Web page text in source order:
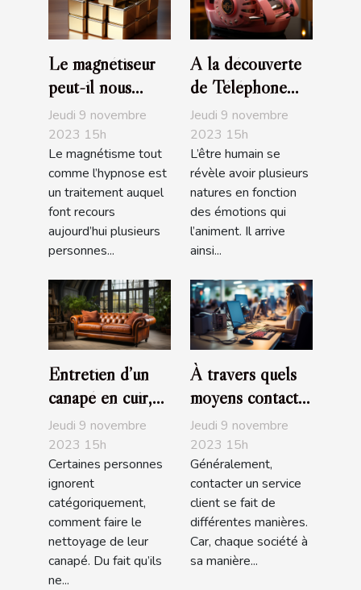
Le magnétiseur
peut-il nous
soigner de nos
maux ?
Jeudi 9 novembre
2023 15h
Le magnétisme tout
comme l’hypnose est
un traitement auquel
font recours
aujourd’hui plusieurs
personnes...
A la découverte
de Téléphone
Rose
Jeudi 9 novembre
2023 15h
L’être humain se
révèle avoir plusieurs
natures en fonction
des émotions qui
l’animent. Il arrive
ainsi...
Entretien d’un
canapé en cuir,
que devez-vous
savoir ?
Jeudi 9 novembre
2023 15h
Certaines personnes
ignorent
catégoriquement,
comment faire le
nettoyage de leur
canapé. Du fait qu’ils
ne...
À travers quels
moyens contacte-
t-on un service
client ?
Jeudi 9 novembre
2023 15h
Généralement,
contacter un service
client se fait de
différentes manières.
Car, chaque société à
sa manière...